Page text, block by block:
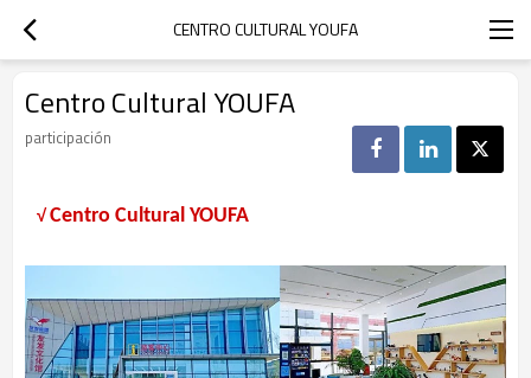
CENTRO CULTURAL YOUFA
Centro Cultural YOUFA
participación
√Centro Cultural YOUFA